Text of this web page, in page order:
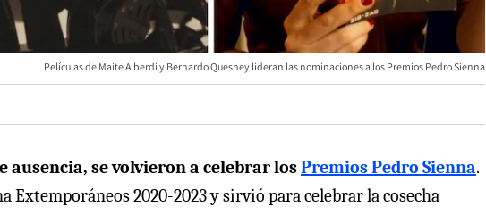
Películas de Maite Alberdi y Bernardo Quesney lideran las nominaciones a los Premios Pedro Sienna
ausencia, se volvieron a celebrar losPremios Pedro Sienna.
2020-2023 y sirvió para celebrar la cosecha